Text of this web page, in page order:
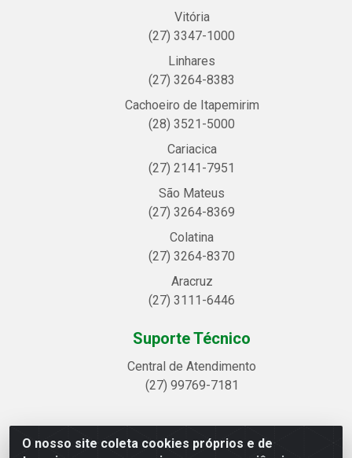
O nosso site coleta cookies próprios e de
Vitória
(27) 3347-1000
Linhares
(27) 3264-8383
Cachoeiro de Itapemirim
(28) 3521-5000
Cariacica
(27) 2141-7951
São Mateus
(27) 3264-8369
Colatina
(27) 3264-8370
Aracruz
(27) 3111-6446
Suporte Técnico
Central de Atendimento
(27) 99769-7181
Linhavix Distribuidora LTDA - Avenida Alegre, 2521 -